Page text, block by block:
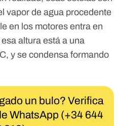
vapor de agua procedente
en los motores entra en
altura está a una
y se condensa formando
un bulo? Verifica
WhatsApp (+34 644